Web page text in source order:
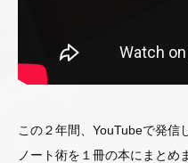
この２年間、YouTubeで発信
ノート術を１冊の本にまとめ